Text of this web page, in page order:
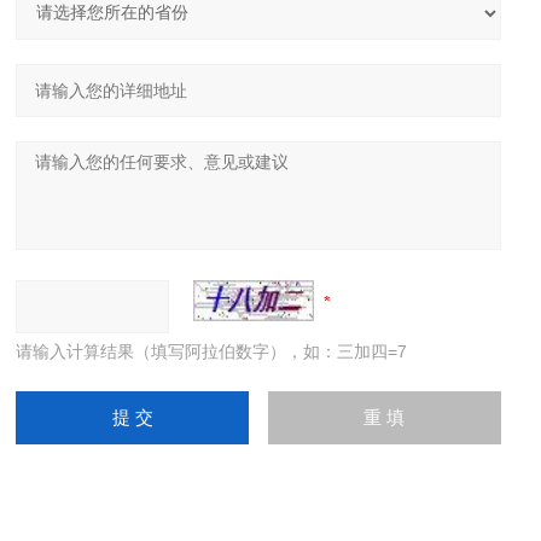
请输入计算结果（填写阿拉伯数字），如：三加四=7